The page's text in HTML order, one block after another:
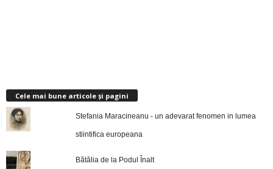
Cele mai bune articole și pagini
Stefania Maracineanu - un adevarat fenomen in lumea
stiintifica europeana
Bătălia de la Podul Înalt